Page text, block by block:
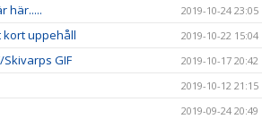
här..... 2019-10-24 23:05
kort uppehåll 2019-10-22 15:04
Skivarps GIF 2019-10-17 20:42
2019-10-12 21:15
2019-09-24 20:49